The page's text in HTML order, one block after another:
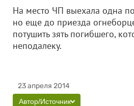
На место ЧП выехала одна
но еще до приезда
потушить зять погибшего,
неподалеку.
23 апреля 2014
Автор/Источник